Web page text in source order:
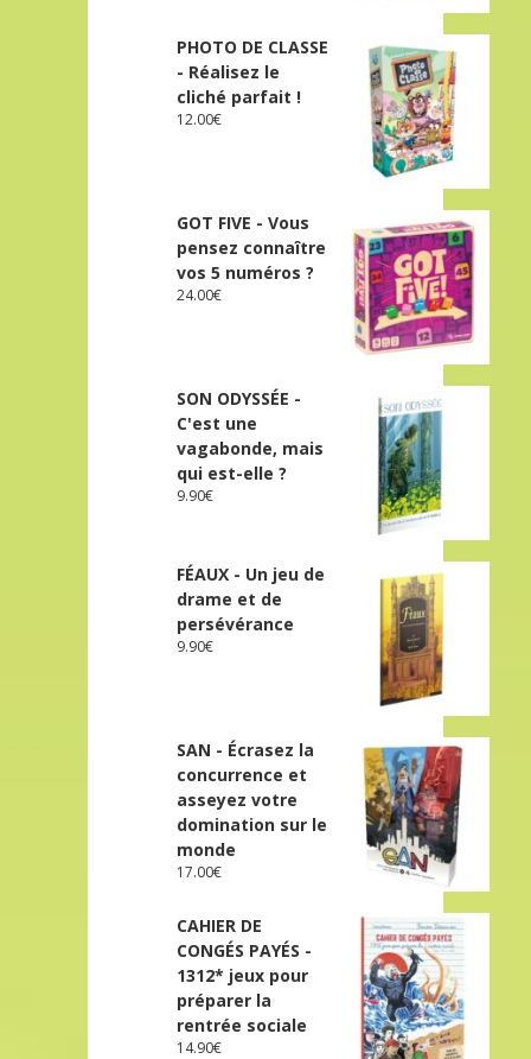
PHOTO DE CLASSE
- Réalisez le
cliché parfait !
12.00€
GOT FIVE - Vous
pensez connaître
vos 5 numéros ?
24.00€
SON ODYSSÉE -
C'est une
vagabonde, mais
qui est-elle ?
9.90€
FÉAUX - Un jeu de
drame et de
persévérance
9.90€
SAN - Écrasez la
concurrence et
asseyez votre
domination sur le
monde
17.00€
CAHIER DE
CONGÉS PAYÉS -
1312* jeux pour
préparer la
rentrée sociale
14.90€